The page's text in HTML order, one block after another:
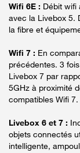
Wifi 6E : Débit wifi
avec la Livebox 5.
la fibre et
Wifi 7 : En
précédentes. 3
Livebox 7 par
5GHz à proximité
compatibles Wifi 7.
Livebox 6 et 7 :
objets connectés
intelligente,